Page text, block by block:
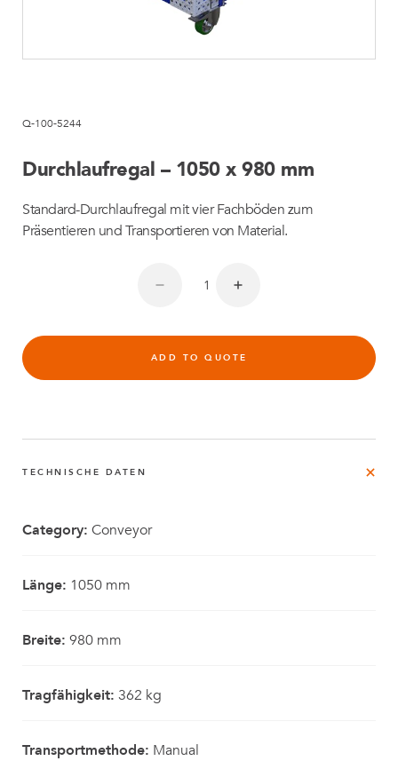
Q-100-5244
Durchlaufregal – 1050 x 980 mm
Standard-Durchlaufregal mit vier Fachböden zum
Präsentieren und Transportieren von Material.
ADD TO QUOTE
TECHNISCHE DATEN
Category: Conveyor
Länge: 1050 mm
Breite: 980 mm
Tragfähigkeit: 362 kg
Transportmethode: Manual